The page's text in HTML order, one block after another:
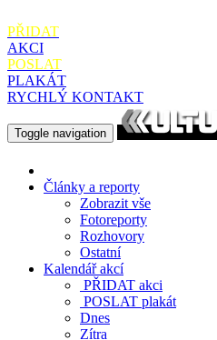
PŘIDAT
AKCI
POSLAT
PLAKÁT
RYCHLÝ KONTAKT
Toggle navigation
Články a reporty
Zobrazit vše
Fotoreporty
Rozhovory
Ostatní
Kalendář akcí
PŘIDAT akci
POSLAT plakát
Dnes
Zítra